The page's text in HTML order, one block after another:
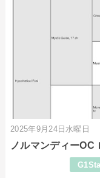
2025年9月24日水曜日
ノルマンディーOC